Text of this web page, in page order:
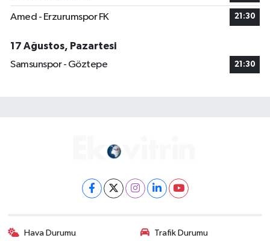
Amed - Erzurumspor FK 21:30
17 Ağustos, Pazartesi
Samsunspor - Göztepe
21:30
Hava Durumu Trafik Durumu